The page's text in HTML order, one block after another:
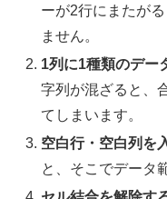
ーが2行にまたが
ません。
1列に1種類のデー
字列が混ざると、
てしまいます。
空白行・空白列を
と、そこでデータ